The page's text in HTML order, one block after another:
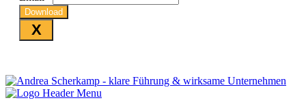
Download
X